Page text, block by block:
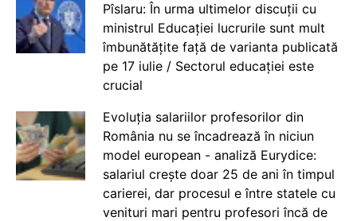
Pîslaru: În urma ultimelor discuții cu
ministrul Educației lucrurile sunt mult
îmbunătățite față de varianta publicată
pe 17 iulie / Sectorul educației este
crucial
Evoluția salariilor profesorilor din
România nu se încadrează în niciun
model european - analiză Eurydice:
salariul crește doar 25 de ani în timpul
carierei, dar procesul e între statele cu
venituri mari pentru profesori încă de